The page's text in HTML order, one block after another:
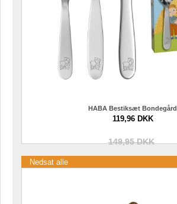
HABA Bestiksæt Bondegård
119,96 DKK
149,95 DKK
Nedsat alle